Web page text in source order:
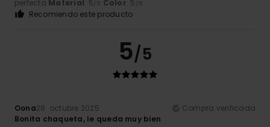
perfecta Material: 5/5 Color: 5 /5
Recomiendo este producto
5/5
Oona29. octubre 2025
Compra verificada
Bonita chaqueta, le queda muy bien